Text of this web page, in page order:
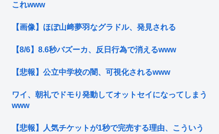
これwww
【画像】ほぼ山﨑夢羽なグラドル、発見される
【8/6】8.6秒バズーカ、反日行為で消えるwww
【悲報】公立中学校の闇、可視化されるwww
ワイ、朝礼でドモり発動してオットセイになってしまう
www
【悲報】人気チケットが1秒で完売する理由、こういう